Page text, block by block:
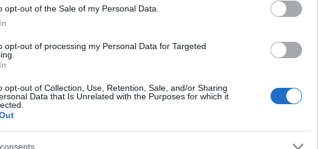
opt-out of the Sale of my Personal Data.
opt-out of processing my Personal Data for Targeted
opt-out of Collection, Use, Retention, Sale, and/or Sharing
Data that Is Unrelated with the Purposes for which it